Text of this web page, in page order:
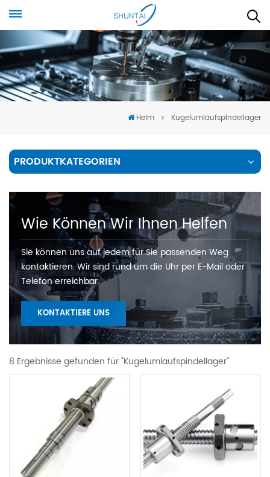
Heim Kugelumlaufspindellager
PRODUKTKATEGORIEN
Wie Können Wir Ihnen Helfen
Sie können uns auf jedem für Sie passenden Weg
kontaktieren. Wir sind rund um die Uhr per E-Mail oder
Telefon erreichbar.
KONTAKTIERE UNS
8 Ergebnisse gefunden für "Kugelumlaufspindellager"